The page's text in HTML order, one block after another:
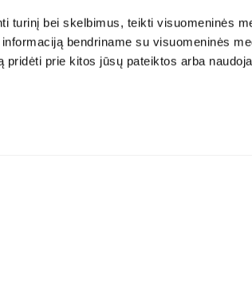
turinį bei skelbimus, teikti visuomeninės
bendriname su visuomeninės
prie kitos jūsų pateiktos arba